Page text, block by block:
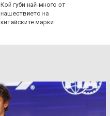
Кой губи най-много от
нашествието на
китайските марки